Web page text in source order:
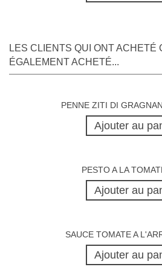
LES CLIENTS QUI ONT ACHETÉ
ÉGALEMENT ACHETÉ...
PENNE ZITI DI
Ajouter au
PESTO A LA
Ajouter au
SAUCE TOMATE A
Ajouter au